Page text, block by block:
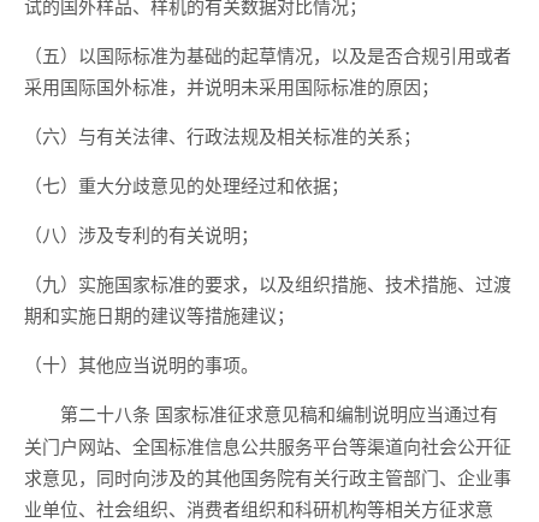
试的国外样品、样机的有关数据对比情况；
（五）以国际标准为基础的起草情况，以及是否合规引用或者
采用国际国外标准，并说明未采用国际标准的原因；
（六）与有关法律、行政法规及相关标准的关系；
（七）重大分歧意见的处理经过和依据；
（八）涉及专利的有关说明；
（九）实施国家标准的要求，以及组织措施、技术措施、过渡
期和实施日期的建议等措施建议；
（十）其他应当说明的事项。
第二十八条 国家标准征求意见稿和编制说明应当通过有
关门户网站、全国标准信息公共服务平台等渠道向社会公开征
求意见，同时向涉及的其他国务院有关行政主管部门、企业事
业单位、社会组织、消费者组织和科研机构等相关方征求意